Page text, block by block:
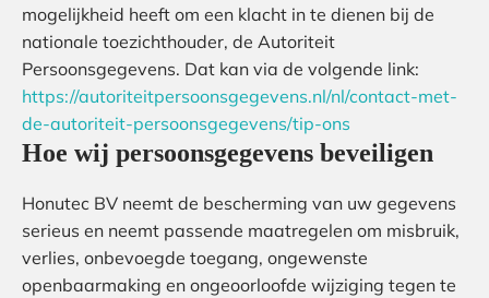
mogelijkheid heeft om een klacht in te dienen bij de
nationale toezichthouder, de Autoriteit
Persoonsgegevens. Dat kan via de volgende link:
https://autoriteitpersoonsgegevens.nl/nl/contact-met-
de-autoriteit-persoonsgegevens/tip-ons
Hoe wij persoonsgegevens beveiligen
Honutec BV neemt de bescherming van uw gegevens
serieus en neemt passende maatregelen om misbruik,
verlies, onbevoegde toegang, ongewenste
openbaarmaking en ongeoorloofde wijziging tegen te